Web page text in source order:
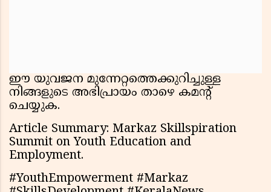
ഈ യുവജന മുന്നേറ്റത്തെക്കുറിച്ചുള്ള
നിങ്ങളുടെ അഭിപ്രായം താഴെ കമൻ്റ്
ചെയ്യുക.
Article Summary: Markaz Skillspiration
Summit on Youth Education and
Employment.
#YouthEmpowerment #Markaz